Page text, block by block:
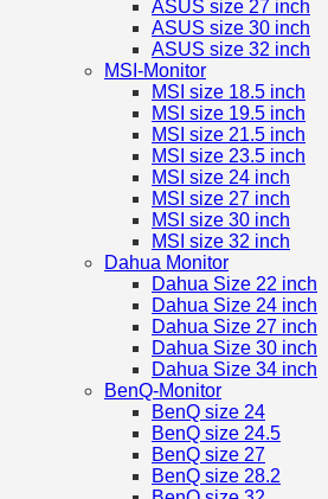
ASUS size 27 inch
ASUS size 30 inch
ASUS size 32 inch
MSI-Monitor
MSI size 18.5 inch
MSI size 19.5 inch
MSI size 21.5 inch
MSI size 23.5 inch
MSI size 24 inch
MSI size 27 inch
MSI size 30 inch
MSI size 32 inch
Dahua Monitor
Dahua Size 22 inch
Dahua Size 24 inch
Dahua Size 27 inch
Dahua Size 30 inch
Dahua Size 34 inch
BenQ-Monitor
BenQ size 24
BenQ size 24.5
BenQ size 27
BenQ size 28.2